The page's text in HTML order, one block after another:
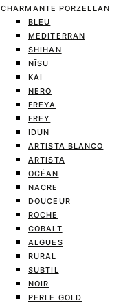
CHARMANTE PORZELLAN
BLEU
MEDITERRAN
SHIHAN
NĪSU
KAI
NERO
FREYA
FREY
IDUN
ARTISTA BLANCO
ARTISTA
OCÉAN
NACRE
DOUCEUR
ROCHE
COBALT
ALGUES
RURAL
SUBTIL
NOIR
PERLE GOLD